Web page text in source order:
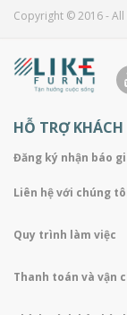
Copyright © 2016 - All
HỖ TRỢ
Đăng ký nhận báo
Liên hệ với chúng
Quy trình làm việc
Thanh toán và vận